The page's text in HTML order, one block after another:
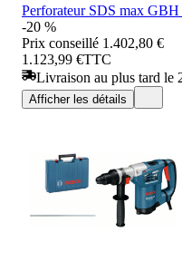
Perforateur SDS max
-20 %
Prix conseillé 1.402,80 €
1.123,99 €TTC
Livraison au plus tard le
Afficher les détails